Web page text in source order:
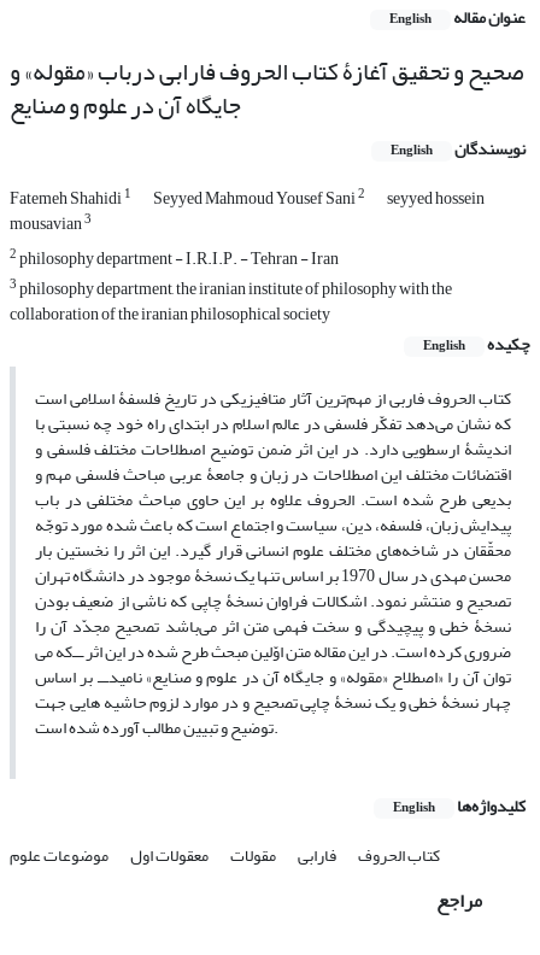
عنوان مقاله English
صحیح و تحقیق آغازۀ کتاب الحروف فارابی درباب «مقوله» و
جایگاه آن در علوم و صنایع
نویسندگان English
Fatemeh Shahidi1 Seyyed Mahmoud Yousef Sani2 seyyed hossein
mousavian3
2philosophy department - I.R.I.P. - Tehran - Iran
3philosophy department, the iranian institute of philosophy with the
collaboration of the iranian philosophical society
چکیده
English
کتاب الحروف فاربی از مهم‌ترین آثار متافیزیکی در تاریخ فلسفۀ اسلامی است
که نشان می‌دهد تفکّر فلسفی در عالم اسلام در ابتدای راه خود چه نسبتی با
اندیشۀ ارسطویی دارد. در این اثر ضمن توضیح اصطلاحات مختلف فلسفی و
اقتضائات مختلف این اصطلاحات در زبان و جامعۀ عربی مباحث فلسفی مهم و
بدیعی طرح شده‌ است. الحروف علاوه بر این حاوی مباحث مختلفی در باب
پیدایش زبان، فلسفه، دین، سیاست و اجتماع است که باعث شده مورد توجّه
محقّقان در شاخه‌های مختلف علوم انسانی قرار گیرد. این اثر را نخستین بار
محسن مهدی در سال 1970 بر اساس تنها یک نسخۀ موجود در دانشگاه تهران
تصحیح و منتشر نمود. اشکالات فراوان نسخۀ چاپی که ناشی از ضعیف بودن
نسخۀ خطی و پیچیدگی و سخت فهمی متن اثر می‌باشد تصحیح مجدّد آن را
ضروری کرده است. در این مقاله متن اوّلین مبحث طرح شده در این اثر ـــ‌که می
توان آن را «اصطلاح «مقوله» و جایگاه آن در علوم و صنایع» نامید‌ـــ بر اساس
چهار نسخۀ خطی و یک نسخۀ چاپی تصحیح و در موارد لزوم حاشیه هایی جهت
توضیح و تبیین مطالب آورده شده است.
کلیدواژه‌ها English
کتاب الحروف فارابی مقولات معقولات اول موضوعات علوم
مراجع